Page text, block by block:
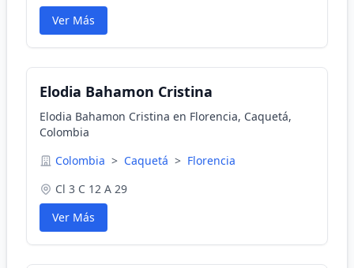
Ver Más
Elodia Bahamon Cristina
Elodia Bahamon Cristina en Florencia, Caquetá,
Colombia
Colombia > Caquetá > Florencia
Cl 3 C 12 A 29
Ver Más